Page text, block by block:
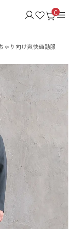
0
ゃり向け爽快通勤服